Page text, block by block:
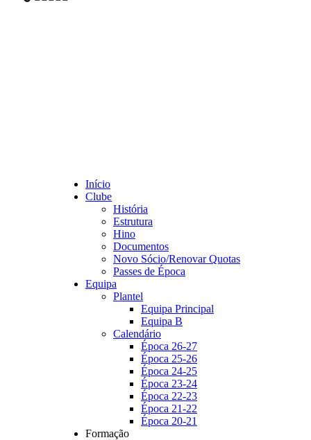
Início
Clube
História
Estrutura
Hino
Documentos
Novo Sócio/Renovar Quotas
Passes de Época
Equipa
Plantel
Equipa Principal
Equipa B
Calendário
Época 26-27
Época 25-26
Época 24-25
Época 23-24
Época 22-23
Época 21-22
Época 20-21
Formação